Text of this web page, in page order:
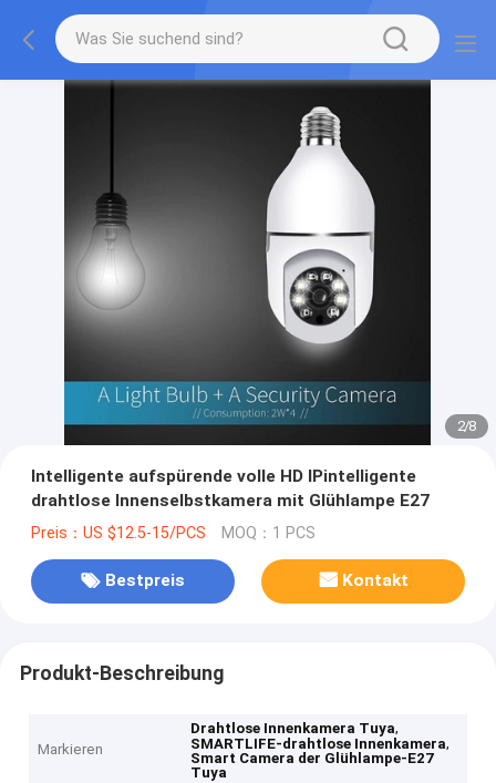
2/8
Intelligente aufspürende volle HD IPintelligente
drahtlose Innenselbstkamera mit Glühlampe E27
Preis：US $12.5-15/PCS MOQ：1 PCS
Bestpreis Kontakt
Produkt-Beschreibung
Markieren
Drahtlose Innenkamera Tuya,
SMARTLIFE-drahtlose Innenkamera,
Smart Camera der Glühlampe-E27
Tuya